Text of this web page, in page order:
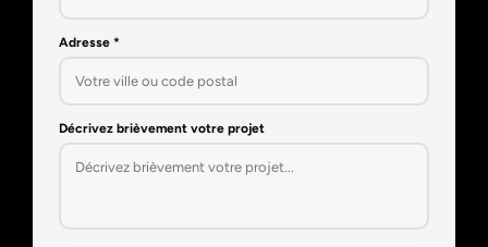
Adresse *
Décrivez brièvement votre projet